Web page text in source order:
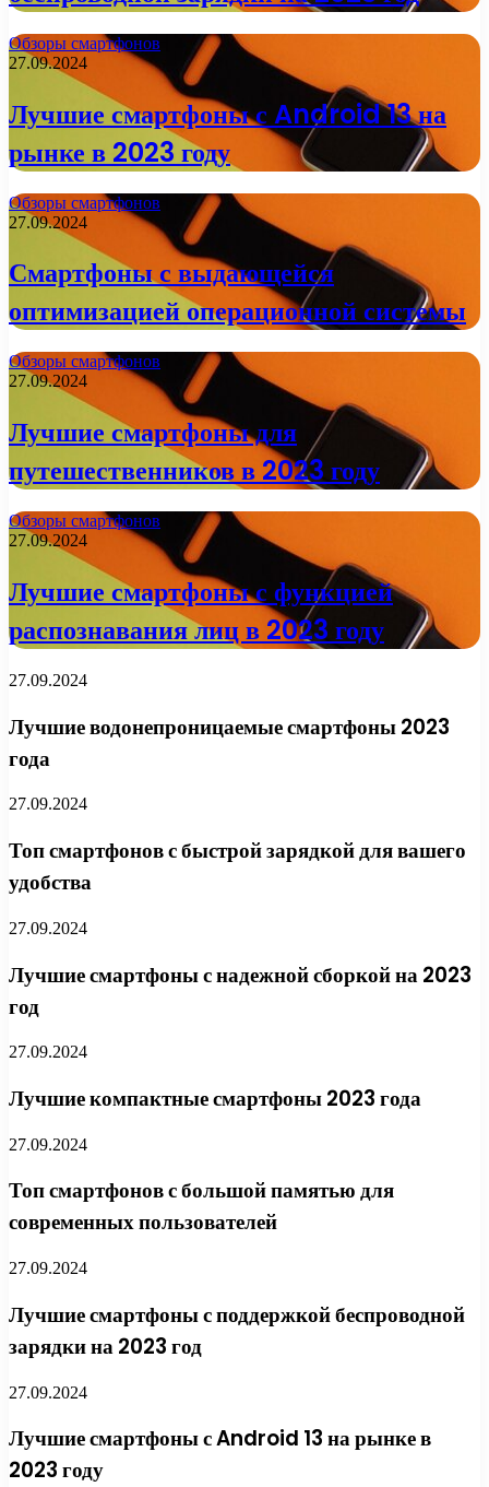
Обзоры смартфонов
27.09.2024
Лучшие смартфоны с Android 13 на
рынке в 2023 году
Обзоры смартфонов
27.09.2024
Смартфоны с выдающейся
оптимизацией операционной системы
Обзоры смартфонов
27.09.2024
Лучшие смартфоны для
путешественников в 2023 году
Обзоры смартфонов
27.09.2024
Лучшие смартфоны с функцией
распознавания лиц в 2023 году
27.09.2024
Лучшие водонепроницаемые смартфоны 2023
года
27.09.2024
Топ смартфонов с быстрой зарядкой для вашего
удобства
27.09.2024
Лучшие смартфоны с надежной сборкой на 2023
год
27.09.2024
Лучшие компактные смартфоны 2023 года
27.09.2024
Топ смартфонов с большой памятью для
современных пользователей
27.09.2024
Лучшие смартфоны с поддержкой беспроводной
зарядки на 2023 год
27.09.2024
Лучшие смартфоны с Android 13 на рынке в
2023 году